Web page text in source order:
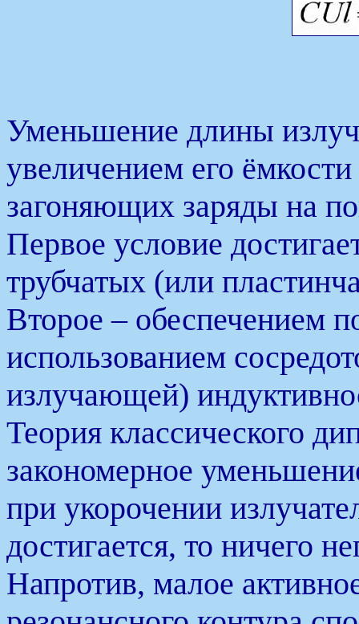
Уменьшение длины
увеличением его
загоняющих заряды на
Первое условие
трубчатых (или
Второе – обеспечением
использованием
излучающей)
Теория классического
закономерное
при укорочении
достигается, то ничего
Напротив, малое